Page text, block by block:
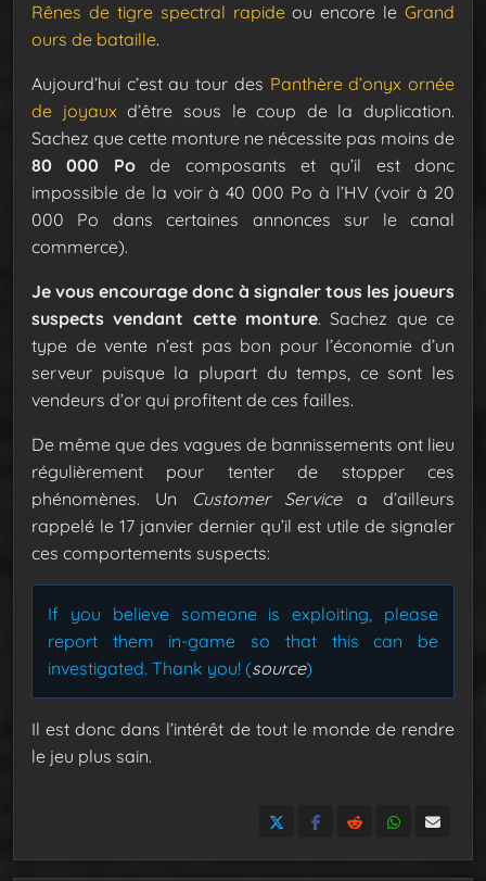
Rênes de tigre spectral rapideou encore le Grand
ours de bataille.
Aujourd’hui c’est au tour des Panthère d’onyx ornée
de joyaux d’être sous le coup de la duplication.
Sachez que cette monture ne nécessite pas moins de
80 000 Pode composants et qu’il est donc
impossible de la voir à 40 000 Po à l’HV (voir à 20
000 Po dans certaines annonces sur le canal
commerce).
Je vous encourage donc à signaler tous les joueurs
suspects vendant cette monture. Sachez que ce
type de vente n’est pas bon pour l’économie d’un
serveur puisque la plupart du temps, ce sont les
vendeurs d’or qui profitent de ces failles.
De même que des vagues de bannissements ont lieu
régulièrement pour tenter de stopper ces
phénomènes. Un
Customer Servicea d’ailleurs
rappelé le 17 janvier dernier qu’il est utile de signaler
ces comportements suspects:
If you believe someone is exploiting, please
report them in-game so that this can be
investigated. Thank you! (source)
Il est donc dans l’intérêt de tout le monde de rendre
le jeu plus sain.